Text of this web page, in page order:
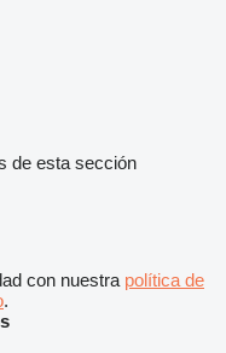
de esta sección
con nuestra política de
.